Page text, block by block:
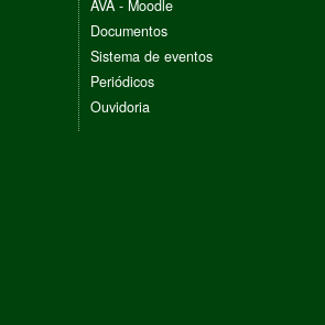
AVA - Moodle
Documentos
Sistema de eventos
Periódicos
Ouvidoria